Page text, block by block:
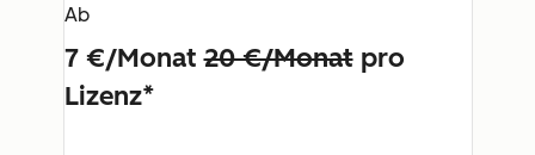
Ab
7 €/Monat20 €/Monatpro
Lizenz*